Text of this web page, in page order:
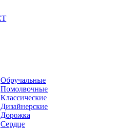
Обручальные
Помолвочные
Классические
Дизайнерские
Дорожка
Сердце